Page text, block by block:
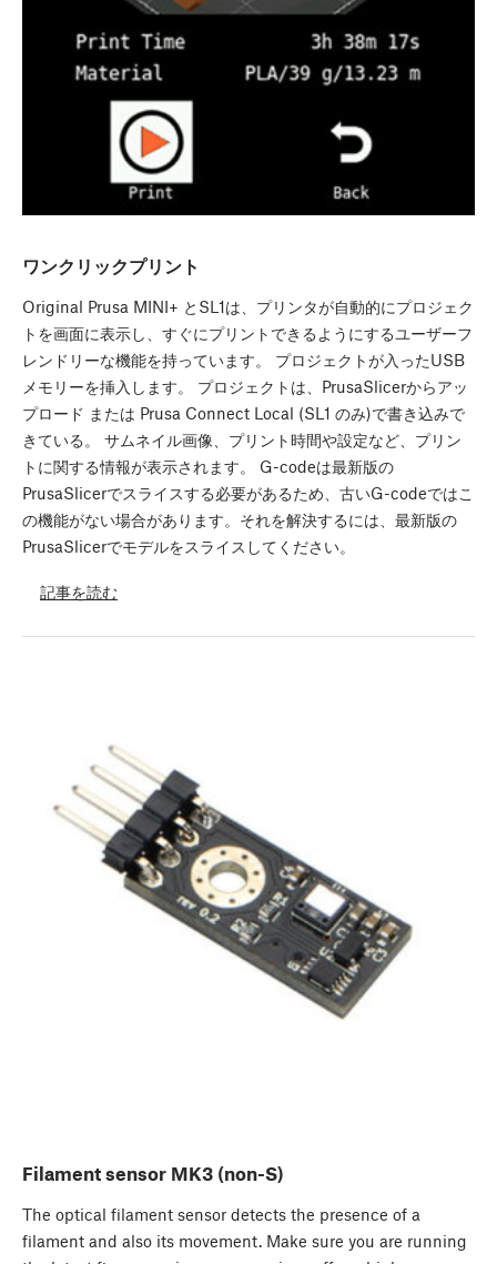
ワンクリックプリント
Original Prusa MINI+ とSL1は、プリンタが自動的にプロジェク
トを画面に表示し、すぐにプリントできるようにするユーザーフ
レンドリーな機能を持っています。 プロジェクトが入ったUSB
メモリーを挿入します。 プロジェクトは、PrusaSlicerからアッ
プロード または Prusa Connect Local (SL1 のみ)で書き込みで
きている。 サムネイル画像、プリント時間や設定など、プリン
トに関する情報が表示されます。 G-codeは最新版の
PrusaSlicerでスライスする必要があるため、古いG-codeではこ
の機能がない場合があります。それを解決するには、最新版の
PrusaSlicerでモデルをスライスしてください。
記事を読む
Filament sensor MK3 (non-S)
The optical filament sensor detects the presence of a
filament and also its movement. Make sure you are running